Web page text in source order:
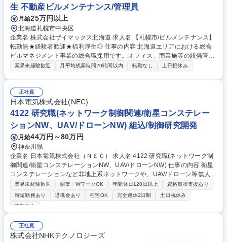
生 不動産ビルメンテナンス/管理員
月給25万円以上
北海道札幌市中央区
企業名 株式会社ザイマックス北海道 求人名 【札幌市/ビルメンテナンス】
転勤無★経験者歓迎★福利厚生◎ 仕事の内容 北海道エリアにおける総合
ビルマネジメント事業の総合職採用です。オフィス、商業施等の設備管
理、警備、清掃、工事等の各ビルマネジメント業務、ファシリティマネジ
ム対応、オーナー報告対応など■巡回設備管理業務：複数物件の定期巡回
点検、設備異常突発対応、テナントクレーム対応、オーナー報告対応など
■修繕資産維持業務：工事計画の立案（補助）、見積の査定、修繕発注、
完了確認など■建物管理統括業務：自社従業員や協力業者様のQCマネジメ
ントなど 募集職種 【札幌市/ビルメンテナンス】転勤無★経験者歓迎★福
利厚生◎
業界未経験歓迎 月平均残業時間20時間以内 転勤なし 土日祝休み
正社員
日本電気株式会社(NEC)
4122 研究職(ネットワーク制御関連/衛星コンステレー
ションNW、UAV/ドローンNW) 組込/制御研究開発
月給44万円～80万円
神奈川県
企業名 日本電気株式会社（ＮＥＣ） 求人名 4122 研究職(ネットワーク制
御関連/衛星コンステレーションNW、UAV/ドローンNW) 仕事の内容 衛星
コンステレーションなど非地上系ネットワークや、UAV/ドローン等無人機
の地上ネットワークにおける制御技術の研究開発を担っていただきます。
以下、具体的な業務内容です。 ■取り組むネットワーク制御技術に関する
先行技術調査、課題整理、解決方式の検討 ■シミュレータや試作装置開
筆、発表） ■次世代製品への適用（事業部門への技術移管） など 募集職
種 4122 研究職(ネットワーク制御関連/衛星コンステレーションNW、UA
V/ドローンNW)
業界未経験歓迎 副業・WワークOK 年間休日120日以上
資格取得支援あり
時短勤務あり
退職金あり 在宅OK 完全週休2日制
土日祝休み
服装自由
正社員
株式会社NHKテクノロジーズ